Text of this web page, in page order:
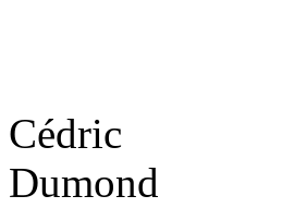
Cédric
Dumond